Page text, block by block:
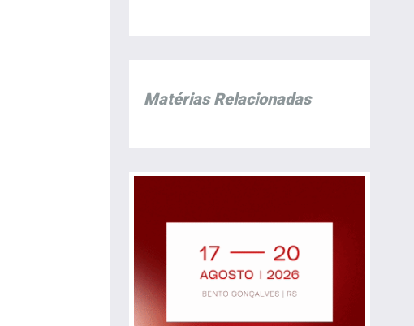
Matérias Relacionadas